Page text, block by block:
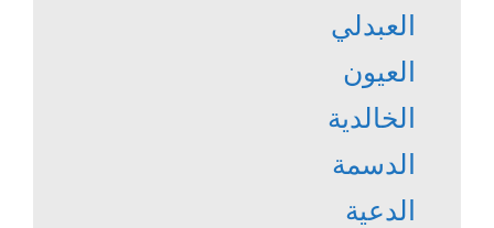
العبدلي
العيون
الخالدية
الدسمة
الدعية